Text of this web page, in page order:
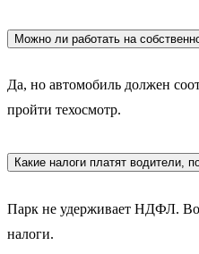
Можно ли работать на
Да, но автомобиль должен
пройти техосмотр.
Какие налоги платят водители,
Парк не удерживает НДФЛ.
налоги.